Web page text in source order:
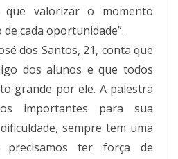
valorizar o momento
cada oportunidade”.
dos Santos, 21, conta que
dos alunos e que todos
grande por ele. A palestra
importantes para sua
sempre tem uma
precisamos ter força de